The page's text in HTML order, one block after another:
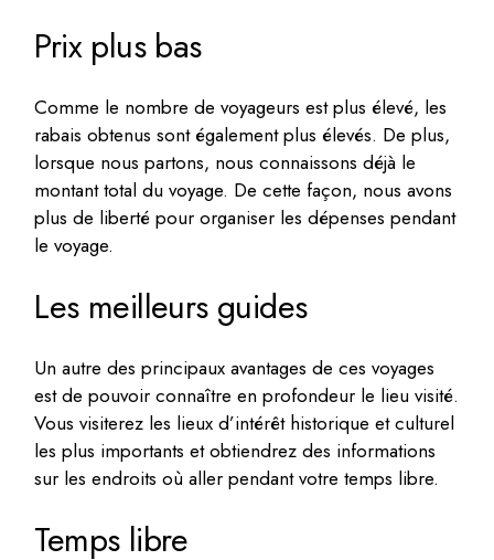
Prix plus bas
Comme le nombre de voyageurs est plus élevé, les
rabais obtenus sont également plus élevés. De plus,
lorsque nous partons, nous connaissons déjà le
montant total du voyage. De cette façon, nous avons
plus de liberté pour organiser les dépenses pendant
le voyage.
Les meilleurs guides
Un autre des principaux avantages de ces voyages
est de pouvoir connaître en profondeur le lieu visité.
Vous visiterez les lieux d’intérêt historique et culturel
les plus importants et obtiendrez des informations
sur les endroits où aller pendant votre temps libre.
Temps libre